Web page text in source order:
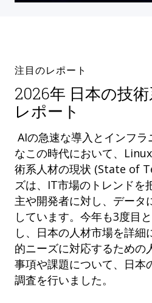
注目のレポート
2026年 日本の技
レポート
AIの急速な導入とインフ
なこの時代において、
術系人材の現状 (State of
ズは、IT市場のトレンドを
主や開発者に対し、データ
しています。今年も3度目
し、日本の人材市場を詳
的ニーズに対応するための
事項や課題について、日本
調査を行いました。